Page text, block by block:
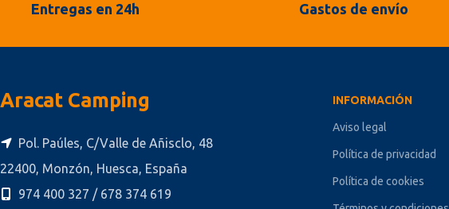
Entregas en 24h Gastos de envío
Aracat Camping
Pol. Paúles, C/Valle de Añisclo, 48
22400, Monzón, Huesca, España
974 400 327 / 678 374 619
INFORMACIÓN
Aviso legal
Política de privacidad
Política de cookies